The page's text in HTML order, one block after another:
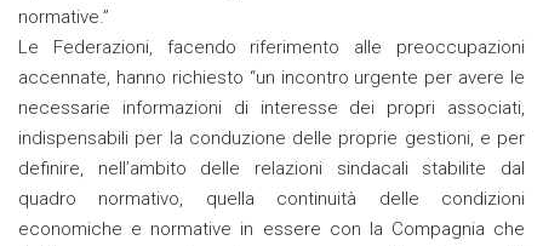
normative.”
Le Federazioni, facendo riferimento alle preoccupazioni
accennate, hanno richiesto “un incontro urgente per avere le
necessarie informazioni di interesse dei propri associati,
indispensabili per la conduzione delle proprie gestioni, e per
definire, nell’ambito delle relazioni sindacali stabilite dal
quadro normativo, quella continuità delle condizioni
economiche e normative in essere con la Compagnia che